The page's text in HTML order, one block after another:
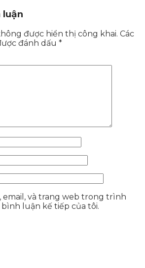
được hiển thị công khai. Các
đánh dấu *
email, và trang web trong trình
luận kế tiếp của tôi.